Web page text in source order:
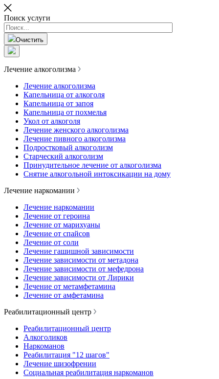
Поиск услуги
Очистить
Лечение алкоголизма
Лечение алкоголизма
Капельница от алкоголя
Капельница от запоя
Капельница от похмелья
Укол от алкоголя
Лечение женского алкоголизма
Лечение пивного алкоголизма
Подростковый алкоголизм
Старческий алкоголизм
Принудительное лечение от алкоголизма
Снятие алкогольной интоксикации на дому
Лечение наркомании
Лечение наркомании
Лечение от героина
Лечение от марихуаны
Лечение от спайсов
Лечение от соли
Лечение гашишной зависимости
Лечение зависимости от метадона
Лечение зависимости от мефедрона
Лечение зависимости от Лирики
Лечение от метамфетамина
Лечение от амфетамина
Реабилитационный центр
Реабилитационный центр
Алкоголиков
Наркоманов
Реабилитация "12 шагов"
Лечение шизофрении
Социальная реабилитация наркоманов